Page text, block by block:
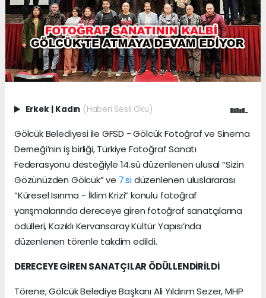
Erkek | Kadın (Haberi Sesli Oku)
Gölcük Belediyesi ile GFSD - Gölcük Fotoğraf ve Sinema
Derneği’nin iş birliği, Türkiye Fotoğraf Sanatı
Federasyonu desteğiyle 14.sü düzenlenen ulusal “Sizin
Gözünüzden Gölcük” ve 7.sidüzenlenen uluslararası
“Küresel Isınma - İklim Krizi” konulu fotoğraf
yarışmalarında dereceye giren fotoğraf sanatçılarına
ödülleri, Kazıklı Kervansaray Kültür Yapısı’nda
düzenlenen törenle takdim edildi.
DERECEYE GİREN SANATÇILAR ÖDÜLLENDİRİLDİ
Törene; Gölcük Belediye Başkanı Ali Yıldırım Sezer, MHP